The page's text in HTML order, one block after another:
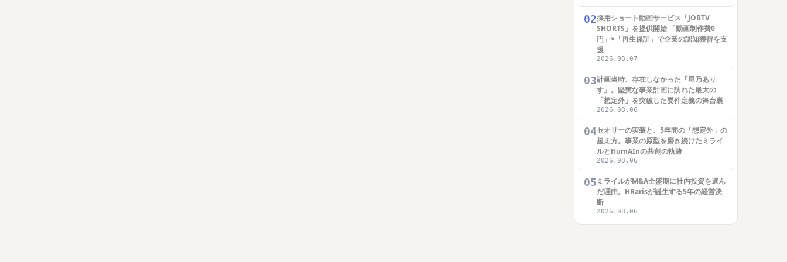
02採用ショート動画サービス「JOBTV
SHORTS」を提供開始 「動画制作費0
円」×「再生保証」で企業の認知獲得を支
援
2026.08.07
03計画当時、存在しなかった「星乃あり
す」。堅実な事業計画に訪れた最大の
「想定外」を突破した要件定義の舞台裏
2026.08.06
04セオリーの実装と、5年間の「想定外」の
超え方。事業の原型を磨き続けたミライ
ルとHumAInの共創の軌跡
2026.08.06
05 ミライルがM&A全盛期に社内投資を選ん
だ理由。HRarisが誕生する5年の経営決
断
2026.08.06